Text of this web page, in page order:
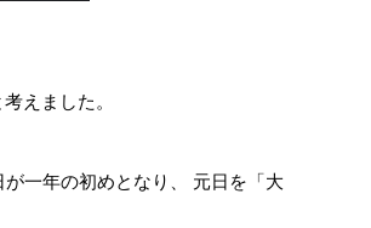
えました。
一年の初めとなり、 元日を「大